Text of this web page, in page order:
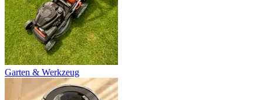
Garten & Werkzeug